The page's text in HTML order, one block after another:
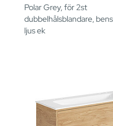
Polar Grey, för 2st
dubbelhålsblandare,
ljus ek